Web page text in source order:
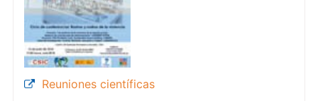
Reuniones científicas